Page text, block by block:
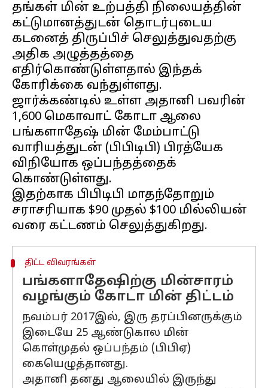
தங்கள் மின் உற்பத்தி நிலையத்தின்
கட்டுமானத்துடன் தொடர்புடைய
கடனைத் திருப்பிச் செலுத்துவதற்கு
அதிக அழுத்தத்தை
எதிர்கொண்டுள்ளதால் இந்தக்
கோரிக்கை வந்துள்ளது.
ஜார்க்கண்டில் உள்ள அதானி பவரின்
1,600 மெகாவாட் கோடா ஆலை
பங்களாதேஷ் மின் மேம்பாட்டு
வாரியத்துடன் (பிபிடிபி) பிரத்யேக
விநியோக ஒப்பந்தத்தைக்
கொண்டுள்ளது.
இதற்காக பிபிடிபி மாதந்தோறும்
சராசரியாக $90 முதல் $100 மில்லியன்
திட்ட விவரங்கள்
பங்களாதேஷிற்கு மின்சாரம்
வழங்கும் கோடா மின் திட்டம்
நவம்பர் 2017இல், இரு தரப்பினருக்கும்
இடையே 25 ஆண்டுகால மின்
கொள்முதல் ஒப்பந்தம் (பிபிஏ)
கையெழுத்தானது.
அதானி தனது ஆலையில் இருந்து